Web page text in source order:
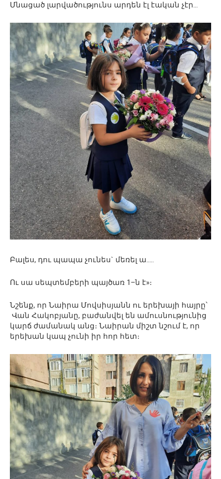
Մնացած լարվածությունս արդեն էլ էական չէր…
Բալես, դու պապա չունես` մեռել ա…..
Ու սա սեպտեմբերի պայծառ 1–ն է»։
Նշենք, որ Նաիրա Մովսիսյանն ու երեխայի հայրը՝
Վան Հակոբյանը, բաժանվել են ամուսնությունից
կարճ ժամանակ անց։ Նաիրան միշտ նշում է, որ
երեխան կապ չունի իր հոր հետ։